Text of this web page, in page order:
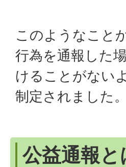
このようなこと
行為を通報した
けることがない
制定されました。
公益通報と